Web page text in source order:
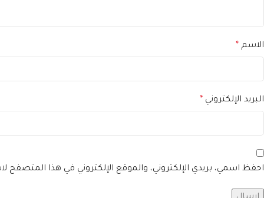
الاسم *
البريد الإلكتروني *
احفظ اسمي، بريدي الإلكتروني، والموقع الإلكتروني في هذا المتصفح